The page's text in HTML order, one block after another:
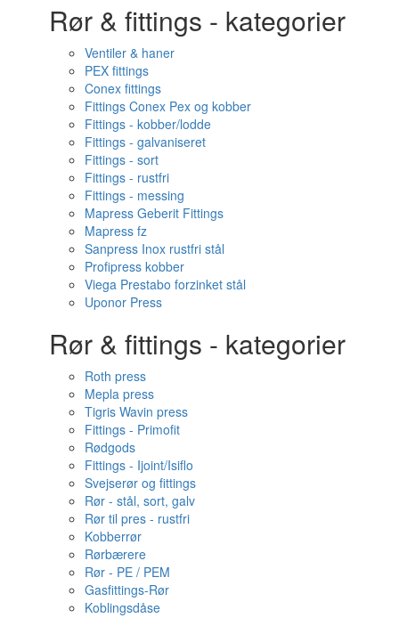
Rør & fittings - kategorier
Ventiler & haner
PEX fittings
Conex fittings
Fittings Conex Pex og kobber
Fittings - kobber/lodde
Fittings - galvaniseret
Fittings - sort
Fittings - rustfri
Fittings - messing
Mapress Geberit Fittings
Mapress fz
Sanpress Inox rustfri stål
Profipress kobber
Viega Prestabo forzinket stål
Uponor Press
Rør & fittings - kategorier
Roth press
Mepla press
Tigris Wavin press
Fittings - Primofit
Rødgods
Fittings - Ijoint/Isiflo
Svejserør og fittings
Rør - stål, sort, galv
Rør til pres - rustfri
Kobberrør
Rørbærere
Rør - PE / PEM
Gasfittings-Rør
Koblingsdåse